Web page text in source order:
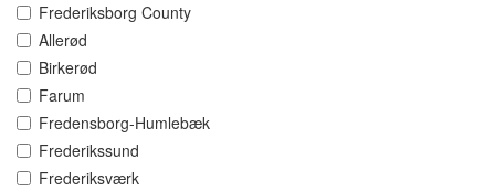
Frederiksborg County
Allerød
Birkerød
Farum
Fredensborg-Humlebæk
Frederikssund
Frederiksværk